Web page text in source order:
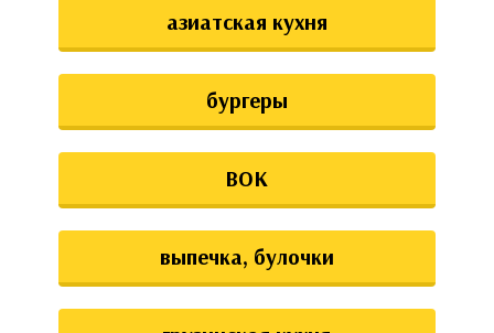
азиатская кухня
бургеры
ВОК
выпечка, булочки